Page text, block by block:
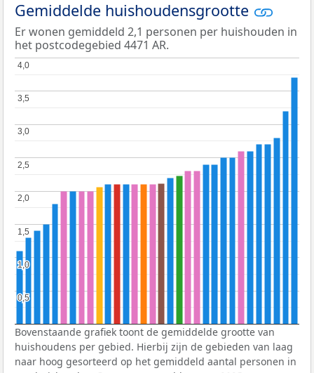
Gemiddelde huishoudensgrootte
Er wonen gemiddeld 2,1 personen per huishouden in
het postcodegebied 4471 AR.
0,5
0,5
1,0
1,0
1,5
1,5
2,0
2,0
2,5
2,5
3,0
3,0
3,5
3,5
4,0
4,0
Bovenstaande grafiek toont de gemiddelde grootte van
huishoudens per gebied. Hierbij zijn de gebieden van laag
naar hoog gesorteerd op het gemiddeld aantal personen in